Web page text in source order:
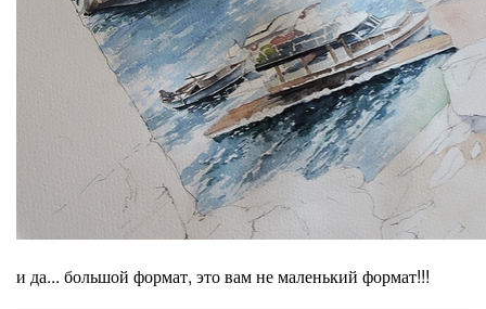
и да... большой формат, это вам не маленький формат!!!